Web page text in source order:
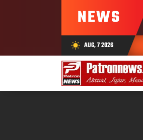
NEWS
wb_sunny AUG, 7 2026